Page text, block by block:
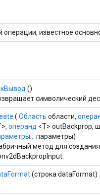
операции, известное
()
символический
( Область области,
операнд <T> outBackprop,
параметры)
метод для
(строка dataFormat)